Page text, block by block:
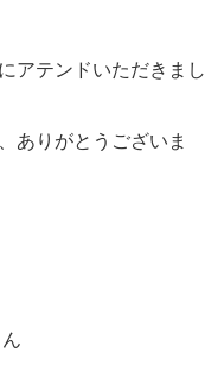
にアテンドいただきまし
ありがとうございま